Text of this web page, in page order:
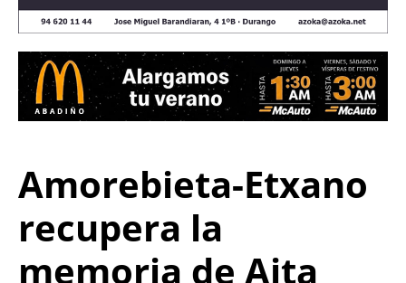
Amorebieta-Etxano
recupera la
memoria de Aita